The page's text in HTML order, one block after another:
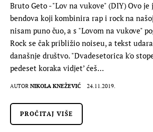
Bruto Geto - "Lov na vukove" (DIY) Ovo
bendova koji kombinira rap i rock na
nisam puno čuo, a s "Lovom na vukove"
Rock se čak približio noiseu, a tekst
današnje društvo. "Dvadesetorica k'o
pedeset koraka vidjet’ ćeš…
AUTOR NIKOLA KNEŽEVIĆ 24.11.2019.
PROČITAJ VIŠE